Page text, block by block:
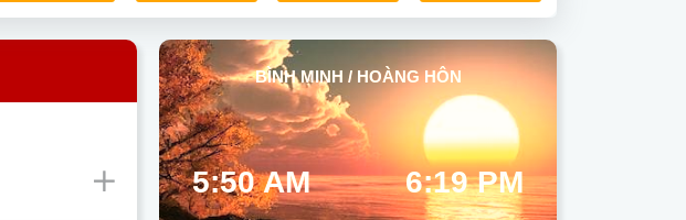
BÌNH MINH / HOÀNG HÔN
5:50 AM 6:19 PM